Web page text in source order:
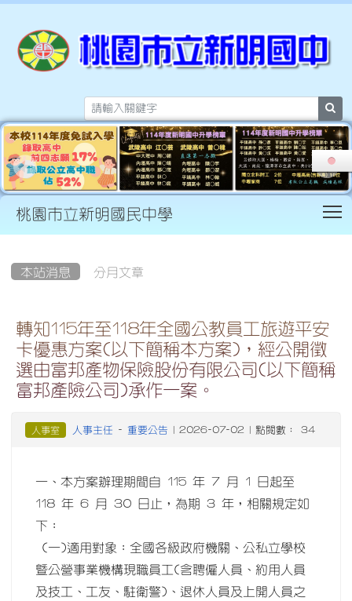
桃園市立新明國民中學
本站消息 分月文章
轉知115年至118年全國公教員工旅遊平安
卡優惠方案(以下簡稱本方案)，經公開徵
選由富邦產物保險股份有限公司(以下簡稱
富邦產險公司)承作一案。
人事室 人事主任 - 重要公告 | 2026-07-02 | 點閱數： 34
一、本方案辦理期間自 115 年 7 月 1 日起至
118 年 6 月 30 日止，為期 3 年，相關規定如
下：
(一)適用對象：全國各級政府機關、公私立學校
暨公營事業機構現職員工(含聘僱人員、約用人員
及技工、工友、駐衛警)、退休人員及上開人員之